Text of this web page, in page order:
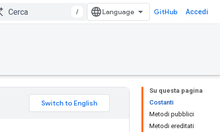
/ GitHub Accedi
Su questa pagina
Costanti
Metodi pubblici
Metodi ereditati